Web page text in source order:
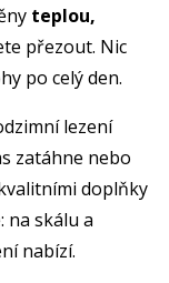
teplou,
přezout. Nic
po celý den.
lezení
zatáhne nebo
doplňky
na skálu a
nabízí.